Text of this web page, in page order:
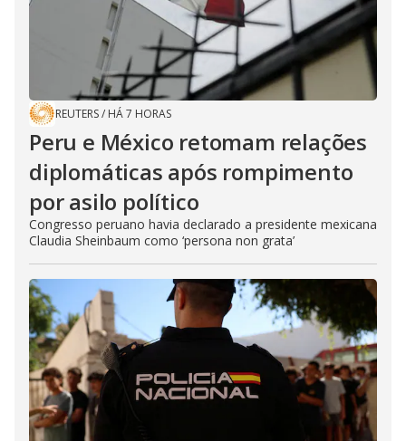
REUTERS/ HÁ 7 HORAS
Peru e México retomam relações
diplomáticas após rompimento
por asilo político
Congresso peruano havia declarado a presidente mexicana
Claudia Sheinbaum como ‘persona non grata’